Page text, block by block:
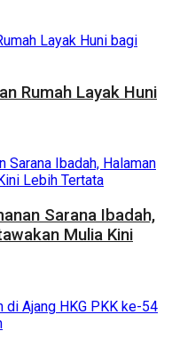
Rumah Layak Huni
Sarana Ibadah,
Mulia Kini